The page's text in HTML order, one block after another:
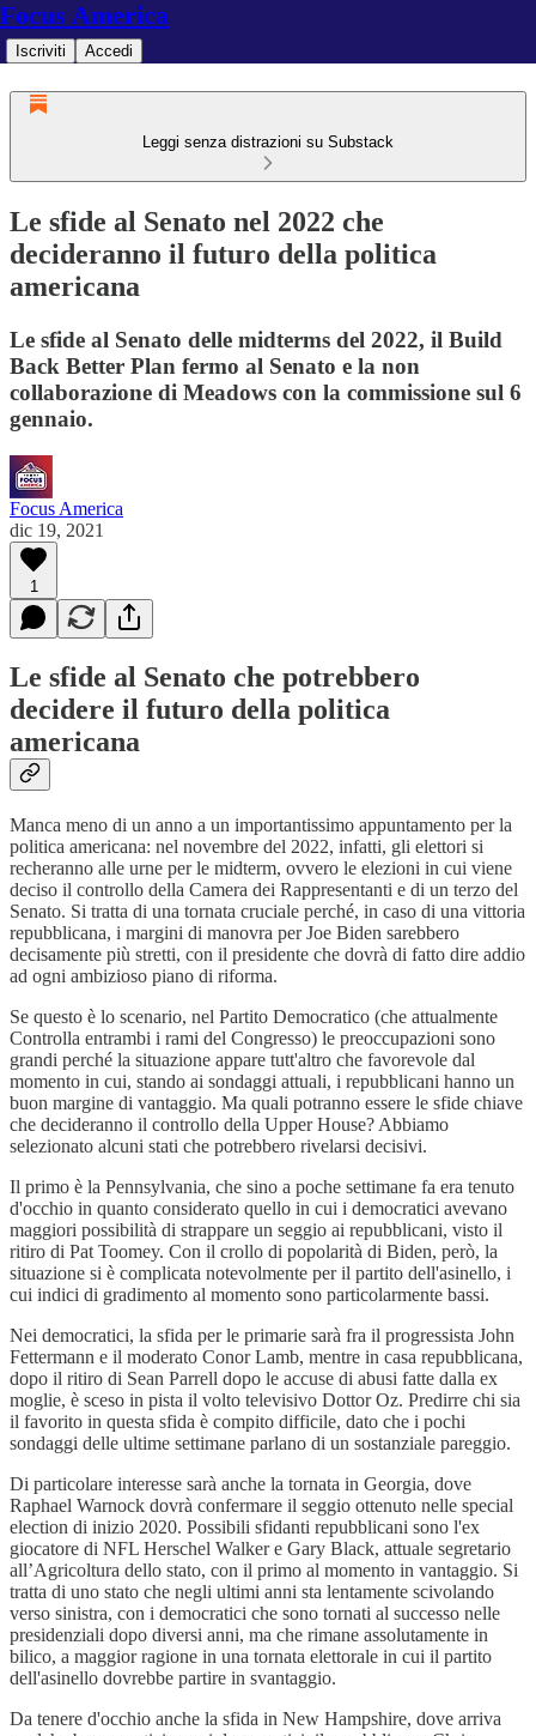
Focus America
Iscriviti Accedi
Leggi senza distrazioni su Substack
Le sfide al Senato nel 2022 che
decideranno il futuro della politica
americana
Le sfide al Senato delle midterms del 2022, il Build
Back Better Plan fermo al Senato e la non
collaborazione di Meadows con la commissione sul 6
gennaio.
Focus America
dic 19, 2021
1
Le sfide al Senato che potrebbero
decidere il futuro della politica
americana
Manca meno di un anno a un importantissimo appuntamento per la
politica americana: nel novembre del 2022, infatti, gli elettori si
recheranno alle urne per le midterm, ovvero le elezioni in cui viene
deciso il controllo della Camera dei Rappresentanti e di un terzo del
Senato. Si tratta di una tornata cruciale perché, in caso di una vittoria
repubblicana, i margini di manovra per Joe Biden sarebbero
decisamente più stretti, con il presidente che dovrà di fatto dire addio
ad ogni ambizioso piano di riforma.
Se questo è lo scenario, nel Partito Democratico (che attualmente
Controlla entrambi i rami del Congresso) le preoccupazioni sono
grandi perché la situazione appare tutt'altro che favorevole dal
momento in cui, stando ai sondaggi attuali, i repubblicani hanno un
buon margine di vantaggio. Ma quali potranno essere le sfide chiave
che decideranno il controllo della Upper House? Abbiamo
selezionato alcuni stati che potrebbero rivelarsi decisivi.
Il primo è la Pennsylvania, che sino a poche settimane fa era tenuto
d'occhio in quanto considerato quello in cui i democratici avevano
maggiori possibilità di strappare un seggio ai repubblicani, visto il
ritiro di Pat Toomey. Con il crollo di popolarità di Biden, però, la
situazione si è complicata notevolmente per il partito dell'asinello, i
cui indici di gradimento al momento sono particolarmente bassi.
Nei democratici, la sfida per le primarie sarà fra il progressista John
Fettermann e il moderato Conor Lamb, mentre in casa repubblicana,
dopo il ritiro di Sean Parrell dopo le accuse di abusi fatte dalla ex
moglie, è sceso in pista il volto televisivo Dottor Oz. Predirre chi sia
il favorito in questa sfida è compito difficile, dato che i pochi
sondaggi delle ultime settimane parlano di un sostanziale pareggio.
Di particolare interesse sarà anche la tornata in Georgia, dove
Raphael Warnock dovrà confermare il seggio ottenuto nelle special
election di inizio 2020. Possibili sfidanti repubblicani sono l'ex
giocatore di NFL Herschel Walker e Gary Black, attuale segretario
all’Agricoltura dello stato, con il primo al momento in vantaggio. Si
tratta di uno stato che negli ultimi anni sta lentamente scivolando
verso sinistra, con i democratici che sono tornati al successo nelle
presidenziali dopo diversi anni, ma che rimane assolutamente in
bilico, a maggior ragione in una tornata elettorale in cui il partito
dell'asinello dovrebbe partire in svantaggio.
Da tenere d'occhio anche la sfida in New Hampshire, dove arriva